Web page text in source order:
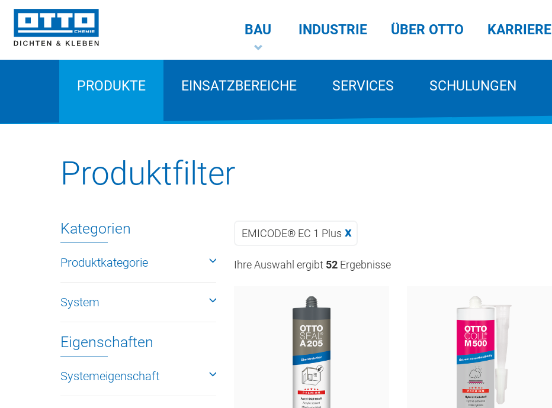
BAU
PRODUKTE EINSATZBEREICHE SERVICES SCHULUNGEN
INDUSTRIE ÜBER OTTO KARRIERE
Produktfilter
Kategorien
Produktkategorie
System
Eigenschaften
Systemeigenschaft
EMICODE® EC 1 Plus
Ihre Auswahl ergibt 52Ergebnisse